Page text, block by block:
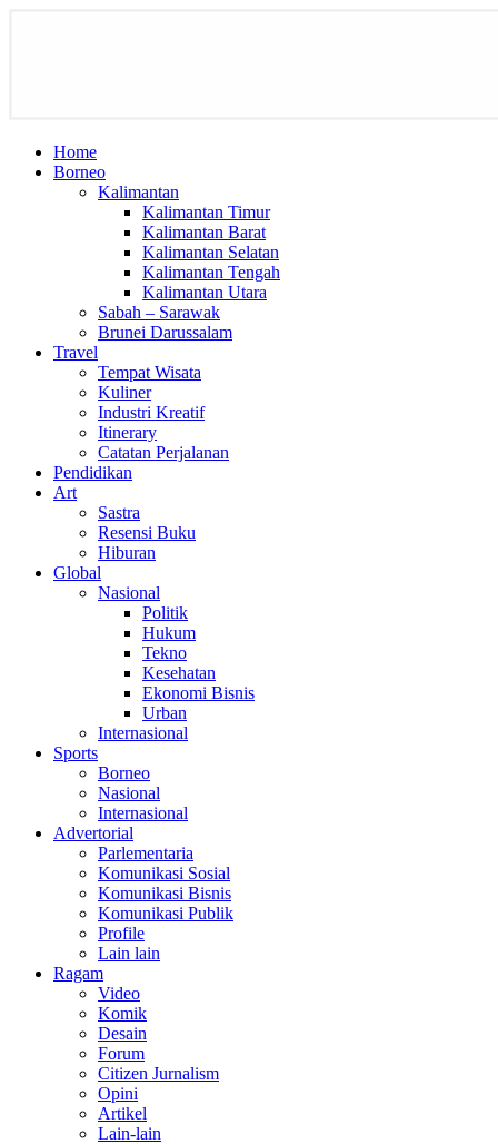
Home
Borneo
Kalimantan
Kalimantan Timur
Kalimantan Barat
Kalimantan Selatan
Kalimantan Tengah
Kalimantan Utara
Sabah – Sarawak
Brunei Darussalam
Travel
Tempat Wisata
Kuliner
Industri Kreatif
Itinerary
Catatan Perjalanan
Pendidikan
Art
Sastra
Resensi Buku
Hiburan
Global
Nasional
Politik
Hukum
Tekno
Kesehatan
Ekonomi Bisnis
Urban
Internasional
Sports
Borneo
Nasional
Internasional
Advertorial
Parlementaria
Komunikasi Sosial
Komunikasi Bisnis
Komunikasi Publik
Profile
Lain lain
Ragam
Video
Komik
Desain
Forum
Citizen Jurnalism
Opini
Artikel
Lain-lain